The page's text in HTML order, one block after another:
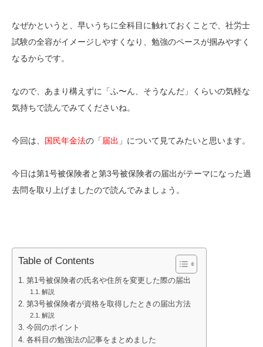
なぜかというと、早いうちに全科目に触れておくことで、社労士
試験の全容がイメージしやすくなり、勉強のペースが掴みやすく
なるからです。
なので、あまり構えずに「ふ〜ん、そうなんだ」くらいの気軽な
気持ちで読んでみてくださいね。
今回は、 国民年金法の「 届出 」について見てみたいと思います。
今日は第1号被保険者と第3号被保険者の届出がテーマになった過
去問を取り上げましたので読んでみましょう。
Table of Contents
第1号被保険者の氏名や住所を変更した際の届出
解説
第3号被保険者が資格を取得したときの届出方法
解説
今回のポイント
各科目の勉強法の記事をまとめました